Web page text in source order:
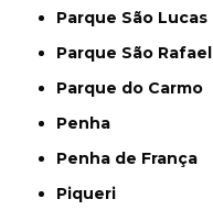
Parque São Lucas
Parque São Rafael
Parque do Carmo
Penha
Penha de França
Piqueri